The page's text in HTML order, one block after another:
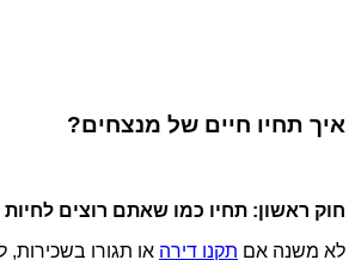
איך תחיו חיים של מנצחים?
חוק ראשון: תחיו כמו שאתם רוצים לחיות
לא משנה אם תקנו דירה או תגורו